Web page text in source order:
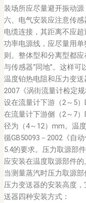
装场所应尽量避开振动源
六、电气安装应注意传
电缆连接，其距离不应
功率电源线，应尽量用单
则。整体型和分离型都
与传感器“同地”。这样可
温度铂热电阻和压力变
2007《涡街流量计检定
设在流量计下游（2～5
在流量计下游侧（2～7
径为（4～12）mm。温
循GB50093－2002《自
5.4的要求。压力取源部
应安装在温度取源部件的
当测量蒸汽时压力取源
压力变送器的安装高度
送器四种安装方式：